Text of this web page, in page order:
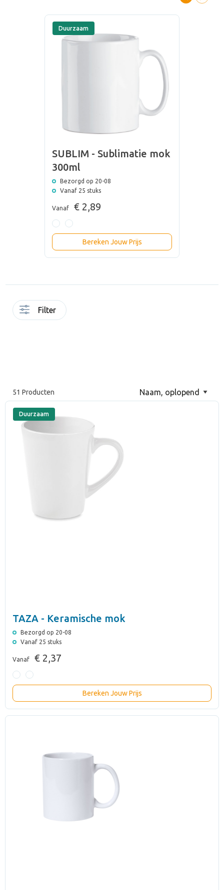
Duurzaam
SUBLIM - Sublimatie mok
300ml
Bezorgd op 20-08
Vanaf 25 stuks
Vanaf € 2,89
Bereken Jouw Prijs
Filter
51 Producten
Duurzaam
TAZA - Keramische mok
Bezorgd op 20-08
Vanaf 25 stuks
Vanaf € 2,37
Bereken Jouw Prijs